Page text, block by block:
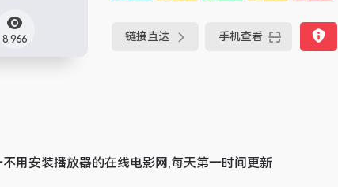
8,966 链接直达 手机查看
用安装播放器的在线电影网,每天第一时间更新